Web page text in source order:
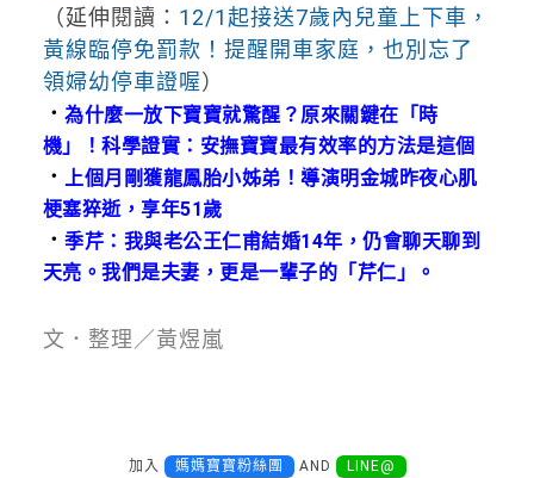
（延伸閱讀： 12/1起接送7歲內兒童上下車，
黃線臨停免罰款！提醒開車家庭，也別忘了
領婦幼停車證喔）
．為什麼一放下寶寶就驚醒？原來關鍵在「時
機」！科學證實：安撫寶寶最有效率的方法是這個
．上個月剛獲龍鳳胎小姊弟！導演明金城昨夜心肌
梗塞猝逝，享年51歲
．季芹：我與老公王仁甫結婚14年，仍會聊天聊到
天亮。我們是夫妻，更是一輩子的「芹仁」。
文．整理／黃煜嵐
加入 媽媽寶寶粉絲團 AND LINE@